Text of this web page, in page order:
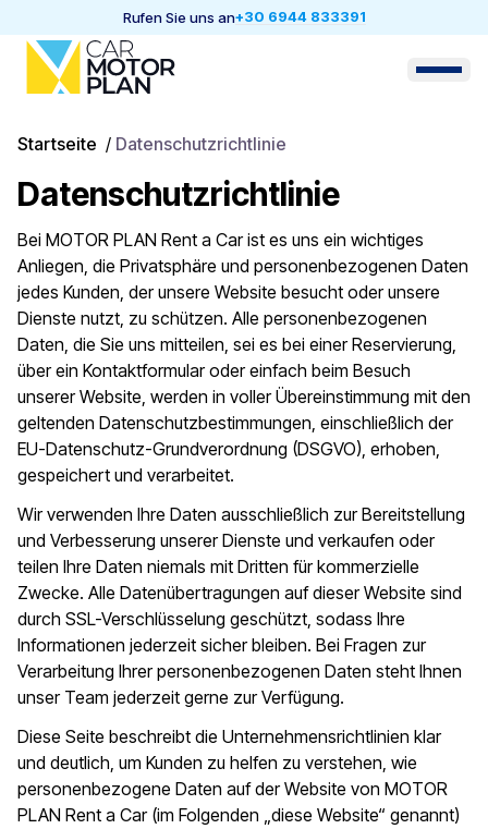
Rufen Sie uns an+30 6944 833391
Startseite / Datenschutzrichtlinie
Datenschutzrichtlinie
Bei MOTOR PLAN Rent a Car ist es uns ein wichtiges
Anliegen, die Privatsphäre und personenbezogenen Daten
jedes Kunden, der unsere Website besucht oder unsere
Dienste nutzt, zu schützen. Alle personenbezogenen
Daten, die Sie uns mitteilen, sei es bei einer Reservierung,
über ein Kontaktformular oder einfach beim Besuch
unserer Website, werden in voller Übereinstimmung mit den
geltenden Datenschutzbestimmungen, einschließlich der
EU-Datenschutz-Grundverordnung (DSGVO), erhoben,
gespeichert und verarbeitet.
Wir verwenden Ihre Daten ausschließlich zur Bereitstellung
und Verbesserung unserer Dienste und verkaufen oder
teilen Ihre Daten niemals mit Dritten für kommerzielle
Zwecke. Alle Datenübertragungen auf dieser Website sind
durch SSL-Verschlüsselung geschützt, sodass Ihre
Informationen jederzeit sicher bleiben. Bei Fragen zur
Verarbeitung Ihrer personenbezogenen Daten steht Ihnen
unser Team jederzeit gerne zur Verfügung.
Diese Seite beschreibt die Unternehmensrichtlinien klar
und deutlich, um Kunden zu helfen zu verstehen, wie
personenbezogene Daten auf der Website von MOTOR
PLAN Rent a Car (im Folgenden „diese Website“ genannt)